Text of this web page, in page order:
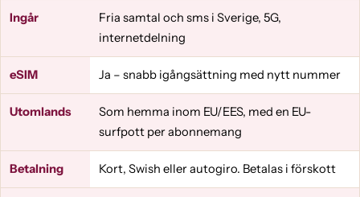
Ingår
Fria samtal och sms i Sverige, 5G,
internetdelning
eSIM Ja – snabb igångsättning med nytt nummer
Utomlands
Som hemma inom EU/EES, med en EU-
surfpott per abonnemang
Betalning Kort, Swish eller autogiro. Betalas i förskott